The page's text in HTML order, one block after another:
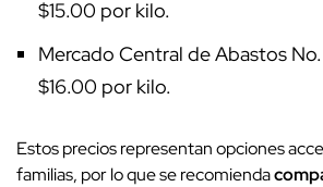
$15.00 por kilo.
Mercado Central de Abastos
$16.00 por kilo.
Estos precios representan opciones
familias, por lo que se recomienda